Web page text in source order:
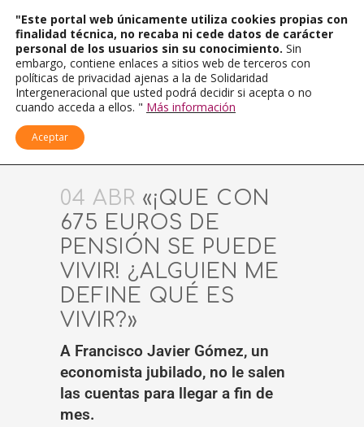
04 ABR «¡QUE CON
675 EUROS DE
PENSIÓN SE PUEDE
VIVIR! ¿ALGUIEN ME
DEFINE QUÉ ES
VIVIR?»
A Francisco Javier Gómez, un
economista jubilado, no le salen
las cuentas para llegar a fin de
mes.
"Este portal web únicamente utiliza cookies propias con
finalidad técnica, no recaba ni cede datos de carácter
personal de los usuarios sin su conocimiento. Sin
embargo, contiene enlaces a sitios web de terceros con
políticas de privacidad ajenas a la de Solidaridad
Intergeneracional que usted podrá decidir si acepta o no
cuando acceda a ellos. " Más información
Aceptar